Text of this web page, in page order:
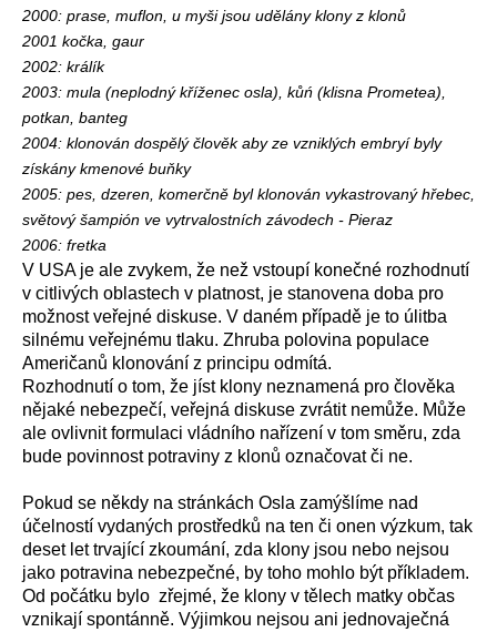
2000: prase, muflon, u myši jsou udělány klony z klonů
2001 kočka, gaur
2002: králík
2003: mula (neplodný kříženec osla), kůń (klisna Prometea),
potkan, banteg
2004: klonován dospělý člověk aby ze vzniklých embryí byly
získány kmenové buňky
2005: pes, dzeren, komerčně byl klonován vykastrovaný hřebec,
světový šampión ve vytrvalostních závodech - Pieraz
2006: fretka
V USA je ale zvykem, že než vstoupí konečné rozhodnutí
v citlivých oblastech v platnost, je stanovena doba pro
možnost veřejné diskuse. V daném případě je to úlitba
silnému veřejnému tlaku. Zhruba polovina populace
Američanů klonování z principu odmítá.
Rozhodnutí o tom, že jíst klony neznamená pro člověka
nějaké nebezpečí, veřejná diskuse zvrátit nemůže. Může
ale ovlivnit formulaci vládního nařízení v tom směru, zda
bude povinnost potraviny z klonů označovat či ne.
Pokud se někdy na stránkách Osla zamýšlíme nad
účelností vydaných prostředků na ten či onen výzkum, tak
deset let trvající zkoumání, zda klony jsou nebo nejsou
jako potravina nebezpečné, by toho mohlo být příkladem.
Od počátku bylo zřejmé, že klony v tělech matky občas
vznikají spontánně. Výjimkou nejsou ani jednovaječná